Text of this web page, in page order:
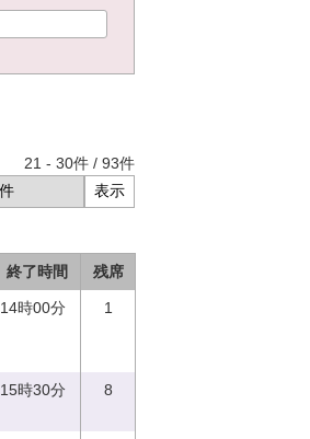
21 - 30件 / 93件
終了時間 残席
14時00分 1
15時30分 8